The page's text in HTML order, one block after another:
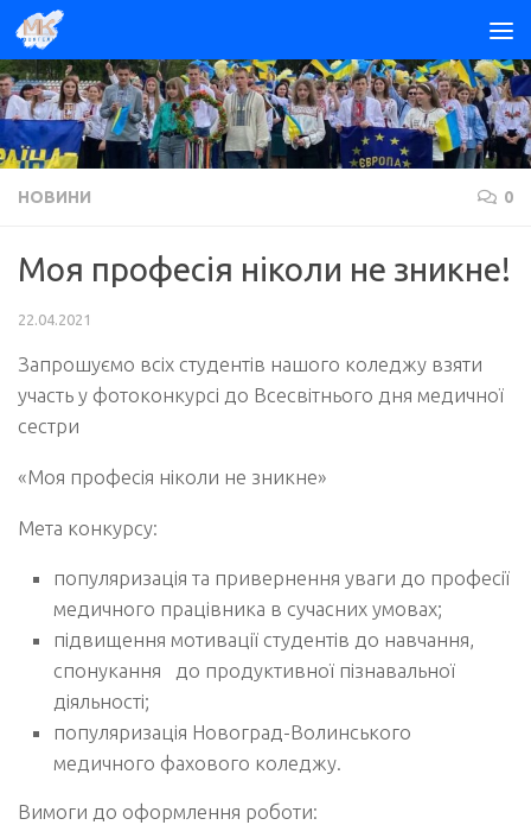
Skip to content
НОВИНИ 0
Моя професія ніколи не зникне!
22.04.2021
Запрошуємо всіх студентів нашого коледжу взяти
участь у фотоконкурсі до Всесвітнього дня медичної
сестри
«Моя професія ніколи не зникне»
Мета конкурсу:
популяризація та привернення уваги до професії
медичного працівника в сучасних умовах;
підвищення мотивації студентів до навчання,
спонукання до продуктивної пізнавальної
діяльності;
популяризація Новоград-Волинського
медичного фахового коледжу.
Вимоги до оформлення роботи: